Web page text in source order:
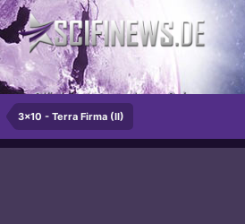
...Glück im grenzenlosen Sein
3x10 - Terra Firma (II)